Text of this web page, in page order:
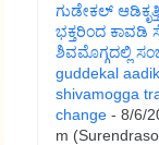
ಗುಡೇಕಲ್
ಭಕ್ತರಿಂದ ಕಾವಡಿ
ಶಿವಮೊಗ್ಗದಲ್ಲಿ
guddekal
shivamogga
change - 8/6/
m